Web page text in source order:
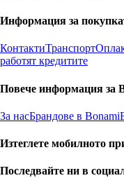
Информация за
КонтактиТранспорт
работят кредитите
Повече информация за
За насБрандове в Bonami
Изтеглете мобилното
Последвайте ни в